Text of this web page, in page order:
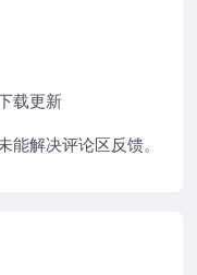
载更新
能解决评论区反馈。